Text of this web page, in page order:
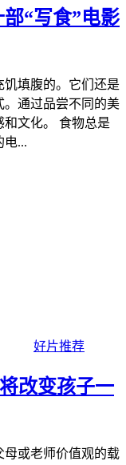
部“写食”电影
填腹的。它们还是
。通过品尝不同的美
文化。 食物总是
电...
好片推荐
改变孩子一
母或老师价值观的载